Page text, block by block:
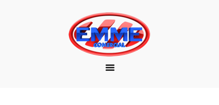
EMPRESA
MARCAS
PRODUTOS